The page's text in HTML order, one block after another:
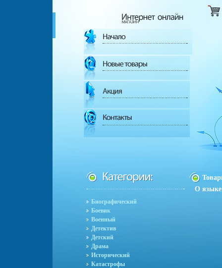
Биографический
Боевик
Военный
Детектив
Детский
Драма
Исторический
Катастрофы
О языке